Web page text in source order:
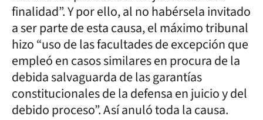
finalidad”. Y por ello, al no habérsela invitado
a ser parte de esta causa, el máximo tribunal
hizo “uso de las facultades de excepción que
empleó en casos similares en procura de la
debida salvaguarda de las garantías
constitucionales de la defensa en juicio y del
debido proceso”. Así anuló toda la causa.